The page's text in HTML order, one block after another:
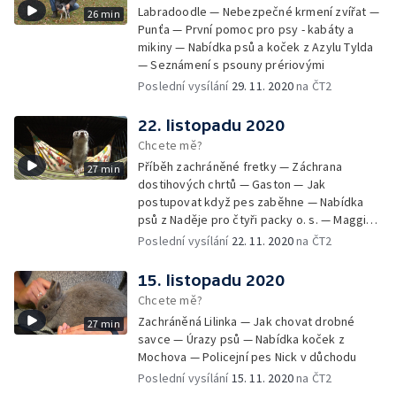
26 min
Labradoodle — Nebezpečné krmení zvířat —
Punťa — První pomoc pro psy - kabáty a
mikiny — Nabídka psů a koček z Azylu Tylda
— Seznámení s psouny prériovými
Poslední vysílání 29. 11. 2020na ČT2
27 min
22. listopadu 2020
Chcete mě?
Příběh zachráněné fretky — Záchrana
dostihových chrtů — Gaston — Jak
postupovat když pes zaběhne — Nabídka
psů z Naděje pro čtyři packy o. s. — Maggie -
aktivní stáří v kočárku
Poslední vysílání 22. 11. 2020na ČT2
27 min
15. listopadu 2020
Chcete mě?
Zachráněná Lilinka — Jak chovat drobné
savce — Úrazy psů — Nabídka koček z
Mochova — Policejní pes Nick v důchodu
Poslední vysílání15. 11. 2020na ČT2